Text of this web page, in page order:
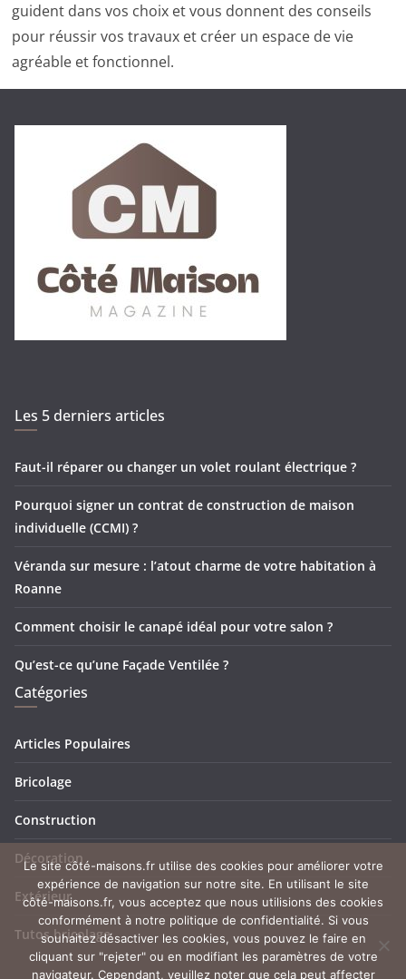
guident dans vos choix et vous donnent des conseils
pour réussir vos travaux et créer un espace de vie
agréable et fonctionnel.
Les 5 derniers articles
Faut-il réparer ou changer un volet roulant électrique ?
Pourquoi signer un contrat de construction de maison
individuelle (CCMI) ?
Véranda sur mesure : l’atout charme de votre habitation à
Roanne
Comment choisir le canapé idéal pour votre salon ?
Qu’est-ce qu’une Façade Ventilée ?
Catégories
Articles Populaires
Bricolage
Construction
Décoration
Extérieur
Tutos bricolage
Le site côté-maisons.fr utilise des cookies pour améliorer votre
expérience de navigation sur notre site. En utilisant le site
côté-maisons.fr, vous acceptez que nous utilisions des cookies
conformément à notre politique de confidentialité. Si vous
souhaitez désactiver les cookies, vous pouvez le faire en
cliquant sur "rejeter" ou en modifiant les paramètres de votre
navigateur. Cependant, veuillez noter que cela peut affecter